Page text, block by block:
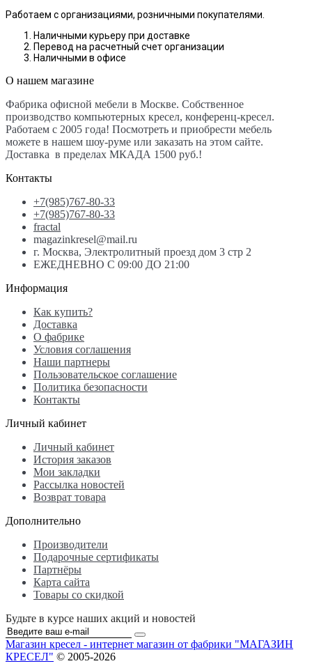
Работаем с организациями, розничными покупателями.
Наличными курьеру при доставке
Перевод на расчетный счет организации
Наличными в офисе
О нашем магазине
Фабрика офисной мебели в Москве. Собственное
производство компьютерных кресел, конференц-кресел.
Работаем с 2005 года! Посмотреть и приобрести мебель
можете в нашем шоу-руме или заказать на этом сайте.
Доставка в пределах МКАДА 1500 руб.!
Контакты
+7(985)767-80-33
+7(985)767-80-33
fractal
magazinkresel@mail.ru
г. Москва, Электролитный проезд дом 3 стр 2
ЕЖЕДНЕВНО С 09:00 ДО 21:00
Информация
Как купить?
Доставка
О фабрике
Условия соглашения
Наши партнеры
Пользовательское соглашение
Политика безопасности
Контакты
Личный кабинет
Личный кабинет
История заказов
Мои закладки
Рассылка новостей
Возврат товара
Дополнительно
Производители
Подарочные сертификаты
Партнёры
Карта сайта
Товары со скидкой
Будьте в курсе наших акций и новостей
Магазин кресел - интернет магазин от фабрики "МАГАЗИН
КРЕСЕЛ" © 2005-2026